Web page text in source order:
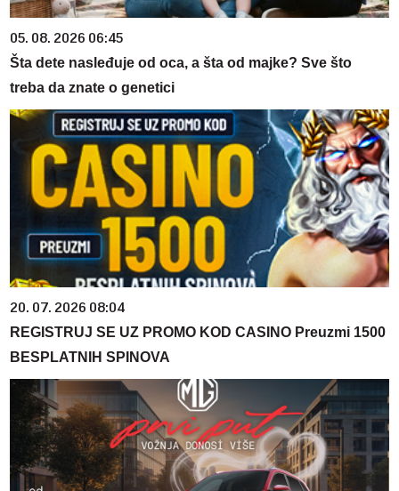
05. 08. 2026 06:45
Šta dete nasleđuje od oca, a šta od majke? Sve što
treba da znate o genetici
20. 07. 2026 08:04
REGISTRUJ SE UZ PROMO KOD CASINO Preuzmi 1500
BESPLATNIH SPINOVA